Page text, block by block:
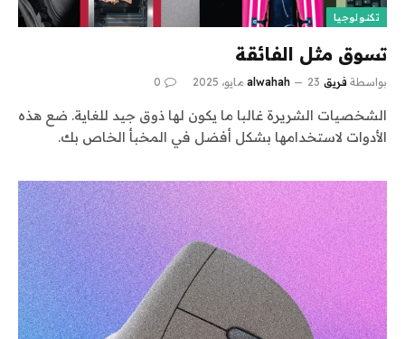
تكنولوجيا
تسوق مثل الفائقة
بواسطة فريق alwahah 23 مايو، 2025 0
الشخصيات الشريرة غالبا ما يكون لها ذوق جيد للغاية. ضع هذه
الأدوات لاستخدامها بشكل أفضل في المخبأ الخاص بك.